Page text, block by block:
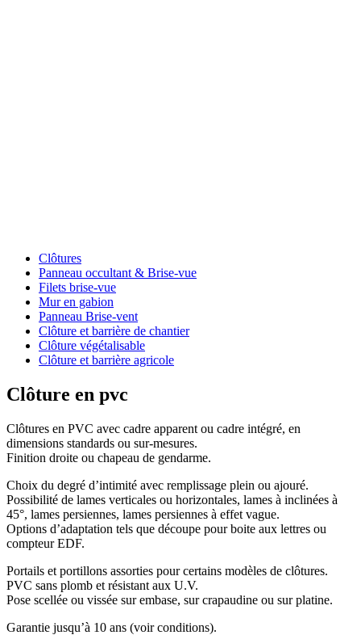
Clôtures
Panneau occultant & Brise-vue
Filets brise-vue
Mur en gabion
Panneau Brise-vent
Clôture et barrière de chantier
Clôture végétalisable
Clôture et barrière agricole
Clôture en pvc
Clôtures en PVC avec cadre apparent ou cadre intégré, en
dimensions standards ou sur-mesures.
Finition droite ou chapeau de gendarme.
Choix du degré d’intimité avec remplissage plein ou ajouré.
Possibilité de lames verticales ou horizontales, lames à inclinées à
45°, lames persiennes, lames persiennes à effet vague.
Options d’adaptation tels que découpe pour boite aux lettres ou
compteur EDF.
Portails et portillons assorties pour certains modèles de clôtures.
PVC sans plomb et résistant aux U.V.
Pose scellée ou vissée sur embase, sur crapaudine ou sur platine.
Garantie jusqu’à 10 ans (voir conditions).